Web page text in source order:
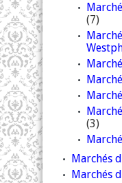
(7)
(3)
Marchés
Marchés